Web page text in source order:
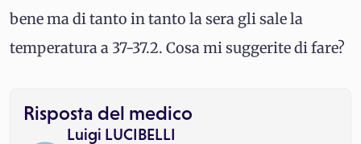
bene ma di tanto in tanto la sera gli sale la
temperatura a 37-37.2. Cosa mi suggerite di fare?
Risposta del medico
Luigi LUCIBELLI